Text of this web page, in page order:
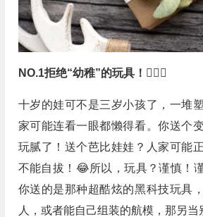
NO.1拒绝“幼稚”的玩具！🙅🏻‍♀️
十岁的娃可不是三岁小孩了，一堆
家可能连看一眼都懒得看。你送个
玩腻了！送个芭比娃娃？人家可能
不能自拔！😂所以，玩具？谨慎！
你送的是那种超酷炫的黑科技玩具
人，或者能自己组装的航模，那另当